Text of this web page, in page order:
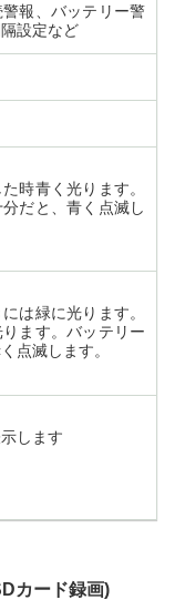
報、バッテリー警
設定など
時青く光ります。
だと、青く点滅し
は緑に光ります。
ます。バッテリー
点滅します。
します
カード録画)